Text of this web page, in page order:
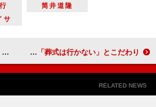
筒井道隆
サ
太川陽介、蛭子さんとの不仲説に言及 互いに死んでも「葬式は行かない」とこだわり
RELATED NEWS